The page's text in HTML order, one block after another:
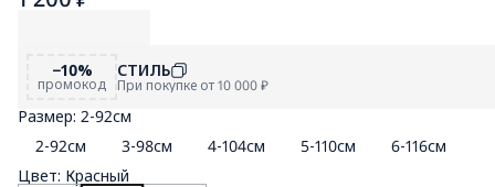
−10%
промокод
СТИЛЬ
При покупке от 10 000 ₽
Размер: 2-92см
2-92см
3-98см 4-104см 5-110см 6-116см
Цвет: Красный